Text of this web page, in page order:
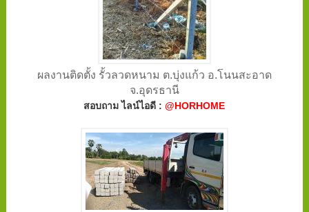
ผลงานติดตั้ง รั้วลวดหนาม ต.บุ่งแก้ว อ.โนนสะอาด
จ.อุดรธานี
สอบถาม ไลน์ไอดี :@HORHOME